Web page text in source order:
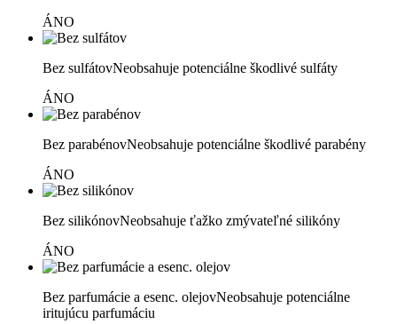
ÁNO
Bez sulfátovNeobsahuje potenciálne škodlivé sulfáty
ÁNO
Bez parabénovNeobsahuje potenciálne škodlivé parabény
ÁNO
Bez silikónovNeobsahuje ťažko zmývateľné silikóny
ÁNO
Bez parfumácie a esenc. olejovNeobsahuje potenciálne
iritujúcu parfumáciu